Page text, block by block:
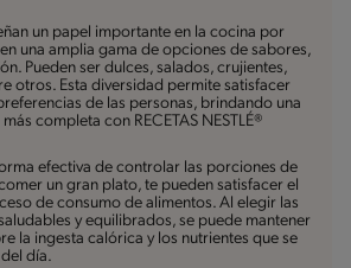
un papel importante en la cocina por
una amplia gama de opciones de sabores,
Pueden ser dulces, salados, crujientes,
otros. Esta diversidad permite satisfacer
de las personas, brindando una
completa con RECETAS NESTLÉ®
efectiva de controlar las porciones de
un gran plato, te pueden satisfacer el
de consumo de alimentos. Al elegir las
y equilibrados, se puede mantener
la ingesta calórica y los nutrientes que se
día.